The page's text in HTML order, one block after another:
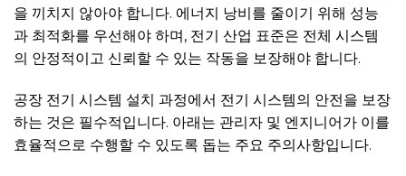
을 끼치지 않아야 합니다. 에너지 낭비를 줄이기 위해 성능
과 최적화를 우선해야 하며, 전기 산업 표준은 전체 시스템
의 안정적이고 신뢰할 수 있는 작동을 보장해야 합니다.
공장 전기 시스템 설치 과정에서 전기 시스템의 안전을 보장
하는 것은 필수적입니다. 아래는 관리자 및 엔지니어가 이를
효율적으로 수행할 수 있도록 돕는 주요 주의사항입니다.